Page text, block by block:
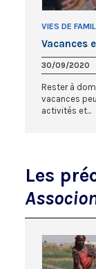
VIES DE
Vacances
30/09/2020
Rester à
vacances
activités et...
Les